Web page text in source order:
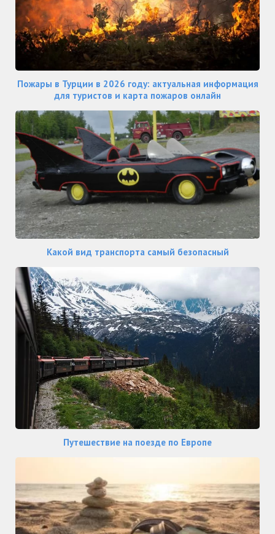
Пожары в Турции в 2026 году: актуальная информация
для туристов и карта пожаров онлайн
Какой вид транспорта самый безопасный
Путешествие на поезде по Европе